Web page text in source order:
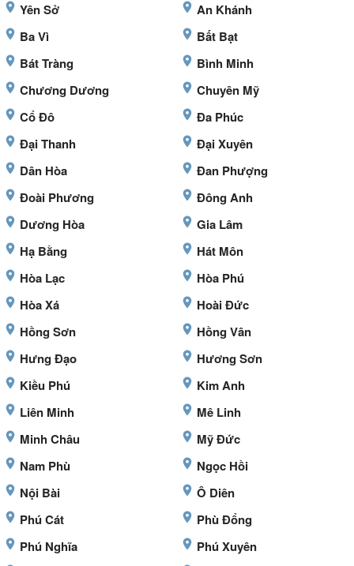
Yên Sở
An Khánh
Ba Vì
Bất Bạt
Bát Tràng
Bình Minh
Chương Dương
Chuyên Mỹ
Cổ Đô
Đa Phúc
Đại Thanh
Đại Xuyên
Dân Hòa
Đan Phượng
Đoài Phương
Đông Anh
Dương Hòa
Gia Lâm
Hạ Bằng
Hát Môn
Hòa Lạc
Hòa Phú
Hòa Xá
Hoài Đức
Hồng Sơn
Hồng Vân
Hưng Đạo
Hương Sơn
Kiều Phú
Kim Anh
Liên Minh
Mê Linh
Minh Châu
Mỹ Đức
Nam Phù
Ngọc Hồi
Nội Bài
Ô Diên
Phú Cát
Phù Đổng
Phú Nghĩa
Phú Xuyên